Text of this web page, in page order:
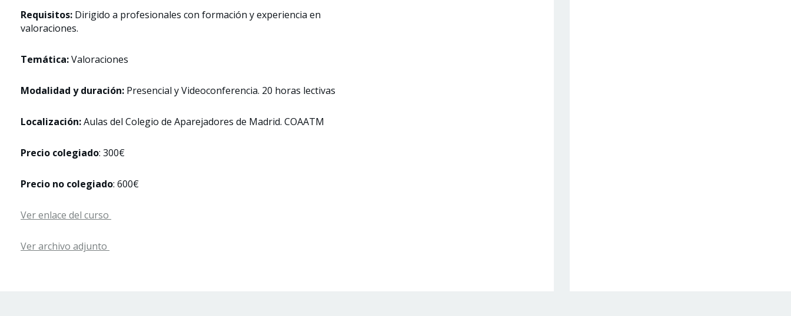
Requisitos: Dirigido a profesionales con formación y experiencia en
valoraciones.
Temática:Valoraciones
Modalidad y duración: Presencial y Videoconferencia. 20 horas lectivas
Localización:Aulas del Colegio de Aparejadores de Madrid. COAATM
Precio colegiado: 300€
Precio no colegiado: 600€
Ver enlace del curso
Ver archivo adjunto